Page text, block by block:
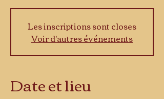
Les inscriptions sont closes
Voir d'autres événements
Date et lieu